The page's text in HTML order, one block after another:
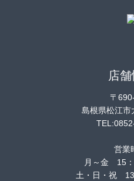
店
〒
島根県松江市
営業
月～金 15
土・日・祝